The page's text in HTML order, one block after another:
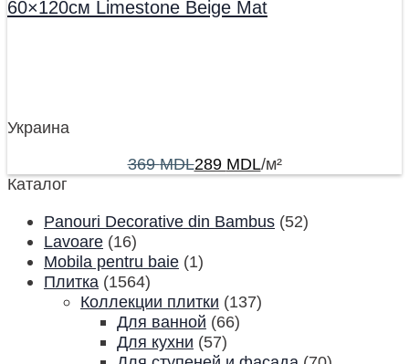
60×120см Limestone Beige Mat
Украина
369MDL289 MDL/м²
Каталог
Panouri Decorative din Bambus (52)
Lavoare (16)
Mobila pentru baie (1)
Плитка (1564)
Коллекции плитки (137)
Для ванной (66)
Для кухни (57)